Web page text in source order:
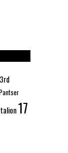
3rd
17